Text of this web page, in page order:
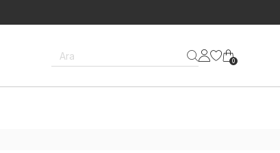
Ara 0